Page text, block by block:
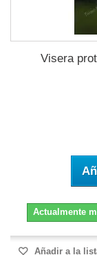
Visera
Actualmente
Añadir a la